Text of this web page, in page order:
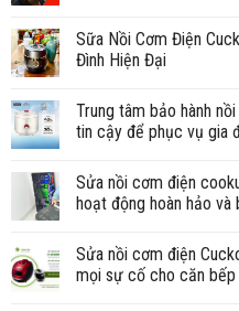
Sữa Nồi Cơm Điện
Đình Hiện Đại
Trung tâm bảo hành
tin cậy để phục vụ gia
Sửa nồi cơm điện
hoạt động hoàn hảo và
Sửa nồi cơm điện
mọi sự cố cho căn bếp